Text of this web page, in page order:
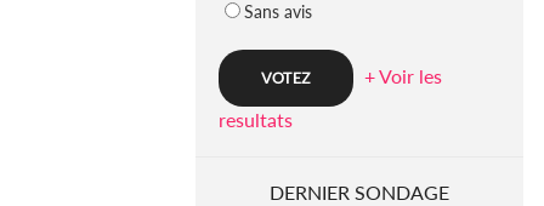
Sans avis
+ Voir les
resultats
DERNIER SONDAGE